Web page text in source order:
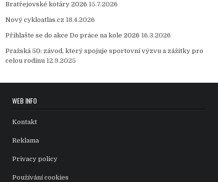
Bratřejovské kotáry 2026 15.7.2026
Nový cykloatlas.cz 18.4.2026
Přihlašte se do akce Do práce na kole 2026 16.3.2026
Pražská 50: závod, který spojuje sportovní výzvu a zážitky pro
celou rodinu 12.9.2025
WEB INFO
Kontakt
Reklama
Privacy policy
Používání cookies